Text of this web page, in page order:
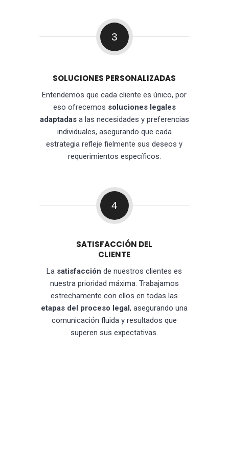
3
SOLUCIONES PERSONALIZADAS
Entendemos que cada cliente es único, por
eso ofrecemos soluciones legales
adaptadasa las necesidades y preferencias
individuales, asegurando que cada
estrategia refleje fielmente sus deseos y
requerimientos específicos.
4
SATISFACCIÓN DEL
CLIENTE
La satisfacción de nuestros clientes es
nuestra prioridad máxima. Trabajamos
estrechamente con ellos en todas las
etapas del proceso legal, asegurando una
comunicación fluida y resultados que
superen sus expectativas.